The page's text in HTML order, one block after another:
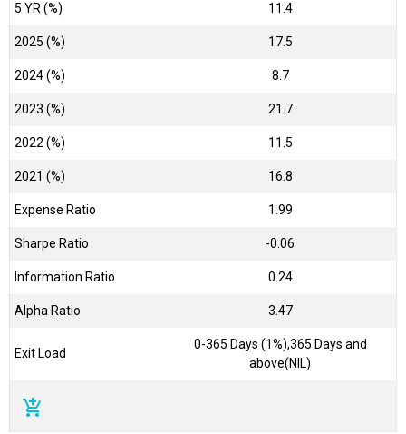
5 YR (%) 11.4
2025 (%) 17.5
2024 (%) 8.7
2023 (%) 21.7
2022 (%) 11.5
2021 (%) 16.8
Expense Ratio 1.99
Sharpe Ratio -0.06
Information Ratio 0.24
Alpha Ratio 3.47
Exit Load
0-365 Days (1%),365 Days and
above(NIL)
add_shopping_cart